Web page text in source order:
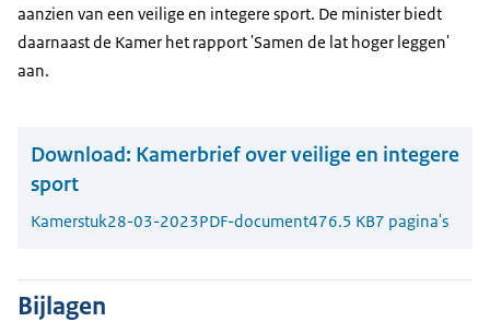
aanzien van een veilige en integere sport. De minister biedt
daarnaast de Kamer het rapport 'Samen de lat hoger leggen'
aan.
Download: Kamerbrief over veilige en integere
sport
Kamerstuk28-03-2023PDF-document476.5 KB7 pagina's
Bijlagen